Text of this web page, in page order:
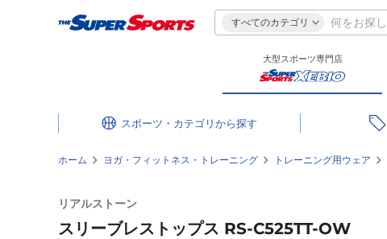
すべてのカテゴリ
大型スポーツ専門店
スポーツ・カテゴリ
ホーム ヨガ・フィットネス・トレーニング トレーニング用ウェア
リアルストーン
スリーブレストップス RS-C525TT-OW